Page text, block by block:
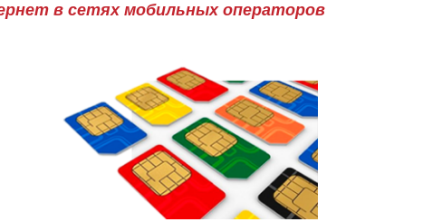
в сетях мобильных операторов